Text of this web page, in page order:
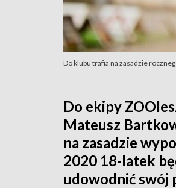
Do klubu trafia na zasadzie
Do ekipy
Mateusz
na zasadzie
2020 18-latek
udowodnić swój